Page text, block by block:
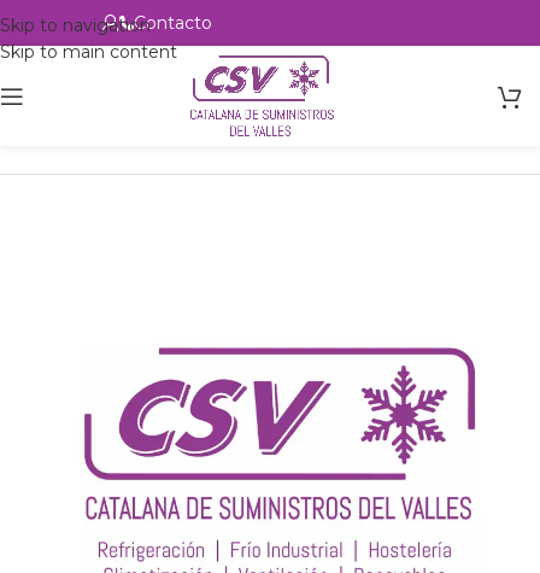
Skip to navigation
Skip to main content
Contacto
csvalles